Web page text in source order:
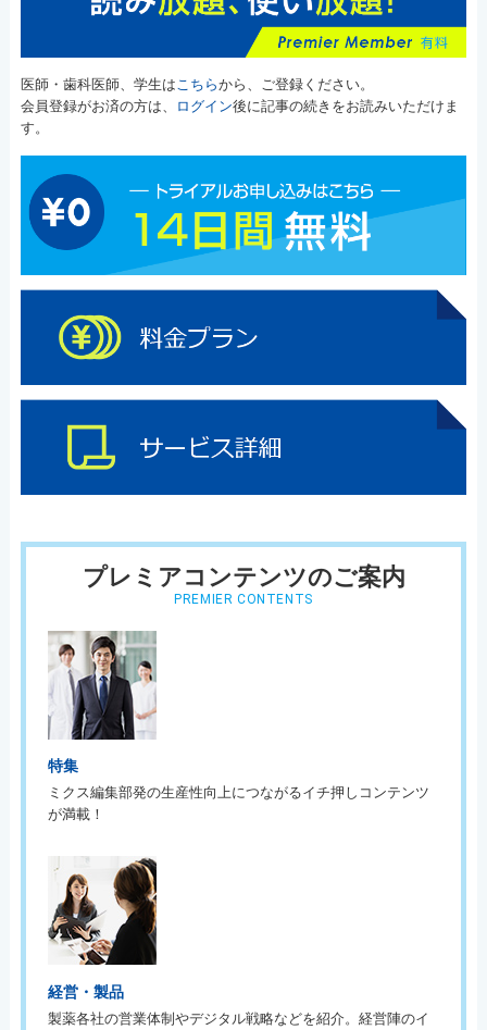
医師・歯科医師、学生はこちらから、ご登録ください。
会員登録がお済の方は、
ログイン後に記事の続きをお読みいただけま
す。
プレミアコンテンツのご案内
PREMIER CONTENTS
特集
ミクス編集部発の生産性向上につながるイチ押しコンテンツ
が満載！
経営・製品
製薬各社の営業体制やデジタル戦略などを紹介。経営陣のイ